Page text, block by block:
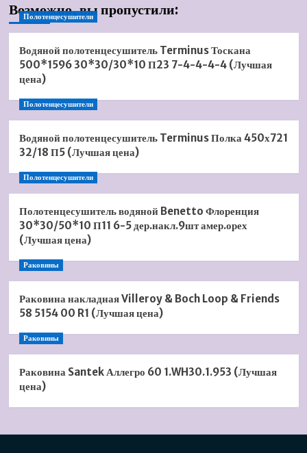
Возможно, вы пропустили:
Полотенцесушители
Водяной полотенцесушитель Terminus Тоскана
500*1596 30*30/30*10 П23 7-4-4-4-4 (Лучшая
цена)
Полотенцесушители
Водяной полотенцесушитель Terminus Полка 450х721
32/18 П5 (Лучшая цена)
Полотенцесушители
Полотенцесушитель водяной Benetto Флоренция
30*30/50*10 П11 6-5 дер.накл.9шт амер.орех
(Лучшая цена)
Раковины
Раковина накладная Villeroy & Boch Loop & Friends
58 5154 00 R1 (Лучшая цена)
Раковины
Раковина Santek Аллегро 60 1.WH30.1.953 (Лучшая
цена)